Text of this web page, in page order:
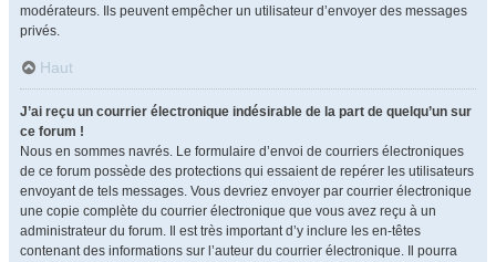
modérateurs. Ils peuvent empêcher un utilisateur d’envoyer des messages
privés.
Haut
J’ai reçu un courrier électronique indésirable de la part de quelqu’un sur
ce forum !
Nous en sommes navrés. Le formulaire d’envoi de courriers électroniques
de ce forum possède des protections qui essaient de repérer les utilisateurs
envoyant de tels messages. Vous devriez envoyer par courrier électronique
une copie complète du courrier électronique que vous avez reçu à un
administrateur du forum. Il est très important d’y inclure les en-têtes
contenant des informations sur l’auteur du courrier électronique. Il pourra